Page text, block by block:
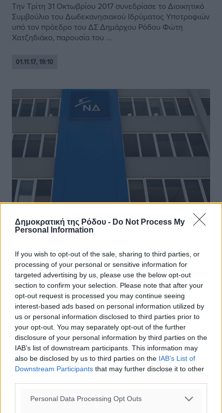
Δημοκρατική της Ρόδου - Do Not Process My
Personal Information
If you wish to opt-out of the sale, sharing to third parties, or
processing of your personal or sensitive information for
targeted advertising by us, please use the below opt-out
section to confirm your selection. Please note that after your
opt-out request is processed you may continue seeing
interest-based ads based on personal information utilized by
us or personal information disclosed to third parties prior to
your opt-out. You may separately opt-out of the further
disclosure of your personal information by third parties on the
IAB’s list of downstream participants. This information may
also be disclosed by us to third parties on the IAB’s List of
Downstream Participants that may further disclose it to other
Personal Data Processing Opt Outs
Την Τρίτη 31 Οκτωβρίου 2017 συνεδρίασε το Διοικητικό
Συμβούλιο του Δωδεκανησιακού Ιδρύματος Υποτροφιών
υπό τον πρόεδρο του ΔΣ Δημάρχου Ρόδου Φώτη
Χατζηδιάκο, παρουσία του ...
01.11.17, 19:10
ΝΔ Ερωτηματολόγιο: Στην εξασφάλιση
δουλειάς και στη εικόνα εγκατάλειψης
στα κρατικά νοσοκομεία εστιάζουν οι
πολίτες
Tου Δημήτρη Γκάτσιου Οι ελλείψεις σε προσωπικό,
εξοπλισμό και υλικά τοποθετούνται στις πρώτες θέσεις
των προβλημάτων του Εθνικού Συστήματος Υγείας.
Ουσιαστικότερος κοινωνικός ...
01.11.17, 18:54